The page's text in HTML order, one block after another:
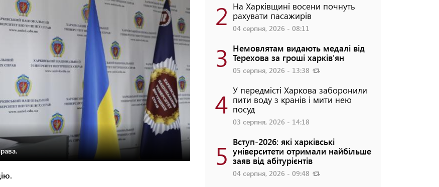
2 На Харківщині восени почнуть
рахувати пасажирів
04 серпня, 2026 - 08:11
3 Немовлятам видають медалі від
Терехова за гроші харків'ян
05 серпня, 2026 - 13:38
4 У передмісті Харкова заборонили
пити воду з кранів і мити нею
посуд
03 серпня, 2026 - 14:18
5 Вступ-2026: які харківські
університети отримали найбільше
заяв від абітурієнтів
04 серпня, 2026 - 09:48